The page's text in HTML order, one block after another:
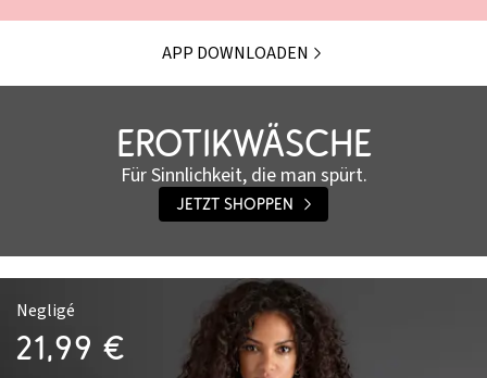
APP DOWNLOADEN
Erotikwäsche
Für Sinnlichkeit, die man spürt.
Jetzt shoppen
Negligé
21,99 €